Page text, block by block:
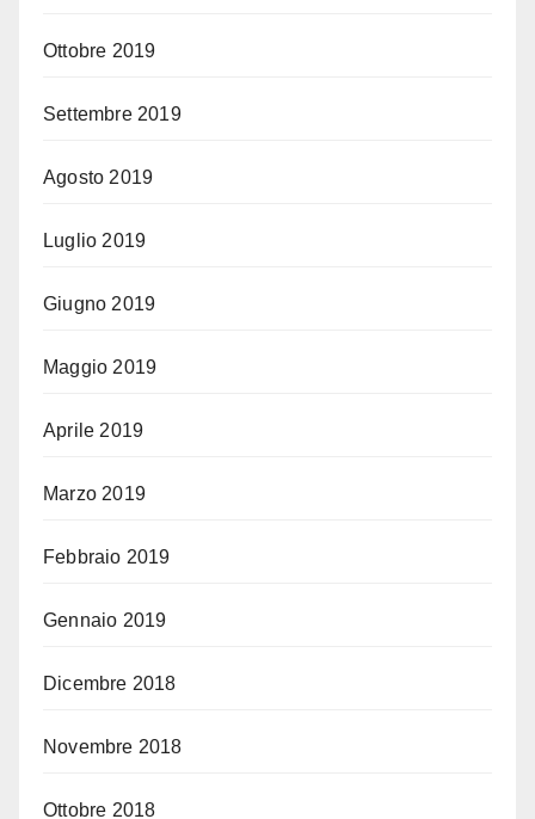
Ottobre 2019
Settembre 2019
Agosto 2019
Luglio 2019
Giugno 2019
Maggio 2019
Aprile 2019
Marzo 2019
Febbraio 2019
Gennaio 2019
Dicembre 2018
Novembre 2018
Ottobre 2018